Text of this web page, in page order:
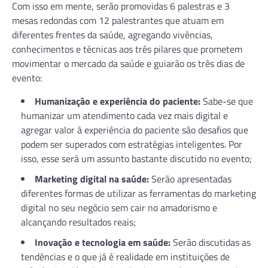
Com isso em mente, serão promovidas 6 palestras e 3
mesas redondas com 12 palestrantes que atuam em
diferentes frentes da saúde, agregando vivências,
conhecimentos e técnicas aos três pilares que prometem
movimentar o mercado da saúde e guiarão os três dias de
evento:
Humanização e experiência do paciente:Sabe-se que
humanizar um atendimento cada vez mais digital e
agregar valor à experiência do paciente são desafios que
podem ser superados com estratégias inteligentes. Por
isso, esse será um assunto bastante discutido no evento;
Marketing digital na saúde:Serão apresentadas
diferentes formas de utilizar as ferramentas do marketing
digital no seu negócio sem cair no amadorismo e
alcançando resultados reais;
Inovação e tecnologia em saúde:Serão discutidas as
tendências e o que já é realidade em instituições de